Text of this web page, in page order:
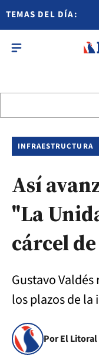
TEMAS DEL DÍA:
INFRAESTRUCTURA
Así
"La
cárcel
Gustavo
los plazos de
Por El Litoral